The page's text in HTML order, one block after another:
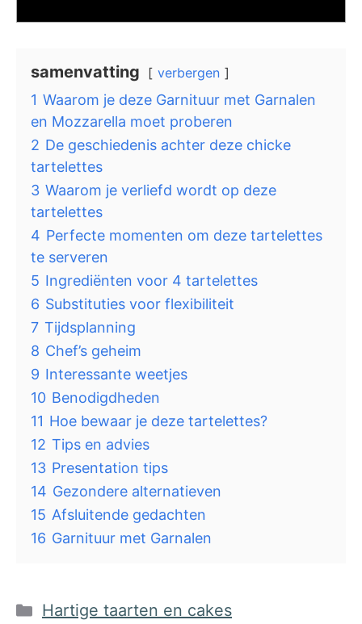
samenvatting verbergen
1 Waarom je deze Garnituur met Garnalen
en Mozzarella moet proberen
2 De geschiedenis achter deze chicke
tartelettes
3 Waarom je verliefd wordt op deze
tartelettes
4 Perfecte momenten om deze tartelettes
te serveren
5 Ingrediënten voor 4 tartelettes
6 Substituties voor flexibiliteit
7 Tijdsplanning
8 Chef’s geheim
9 Interessante weetjes
10 Benodigdheden
11 Hoe bewaar je deze tartelettes?
12 Tips en advies
13 Presentation tips
14 Gezondere alternatieven
15 Afsluitende gedachten
16 Garnituur met Garnalen
Categorieën
Hartige taarten en cakes